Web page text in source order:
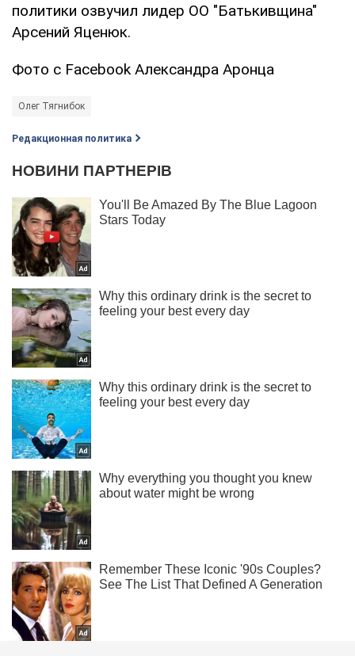
политики озвучил лидер ОО "Батькивщина"
Арсений Яценюк.
Фото с Facebook Александра Аронца
Олег Тягнибок
Редакционная политика